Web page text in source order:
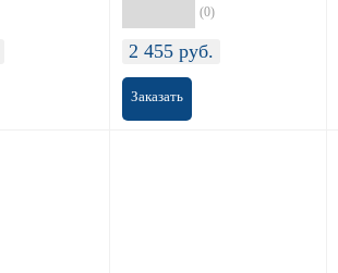
(0)
2 455руб.
Заказать